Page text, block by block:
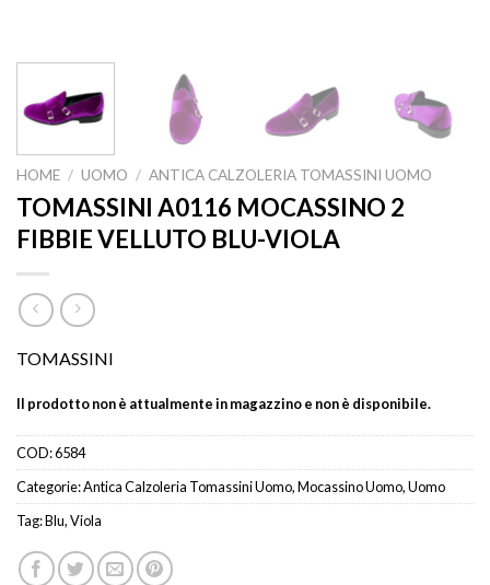
HOME / UOMO / ANTICA CALZOLERIA TOMASSINI UOMO
TOMASSINI A0116 MOCASSINO 2
FIBBIE VELLUTO BLU-VIOLA
TOMASSINI
Il prodotto non è attualmente in magazzino e non è disponibile.
COD:6584
Categorie:Antica Calzoleria Tomassini Uomo,Mocassino Uomo,Uomo
Tag:Blu,Viola